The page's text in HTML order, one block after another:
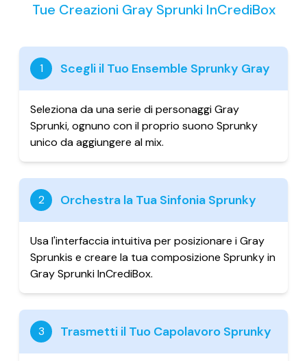
Tue Creazioni Gray Sprunki InCrediBox
1 Scegli il Tuo Ensemble Sprunky Gray
Seleziona da una serie di personaggi Gray
Sprunki, ognuno con il proprio suono Sprunky
unico da aggiungere al mix.
2 Orchestra la Tua Sinfonia Sprunky
Usa l'interfaccia intuitiva per posizionare i Gray
Sprunkis e creare la tua composizione Sprunky in
Gray Sprunki InCrediBox.
3 Trasmetti il Tuo Capolavoro Sprunky